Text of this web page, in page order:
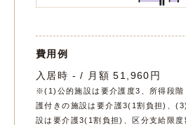
費用例
入居時 - / 月額 51,960円
※(1)公的施設は要介護度3、所得段
護付きの施設は要介護3(1割負担)、
設は要介護3(1割負担)、区分支給限